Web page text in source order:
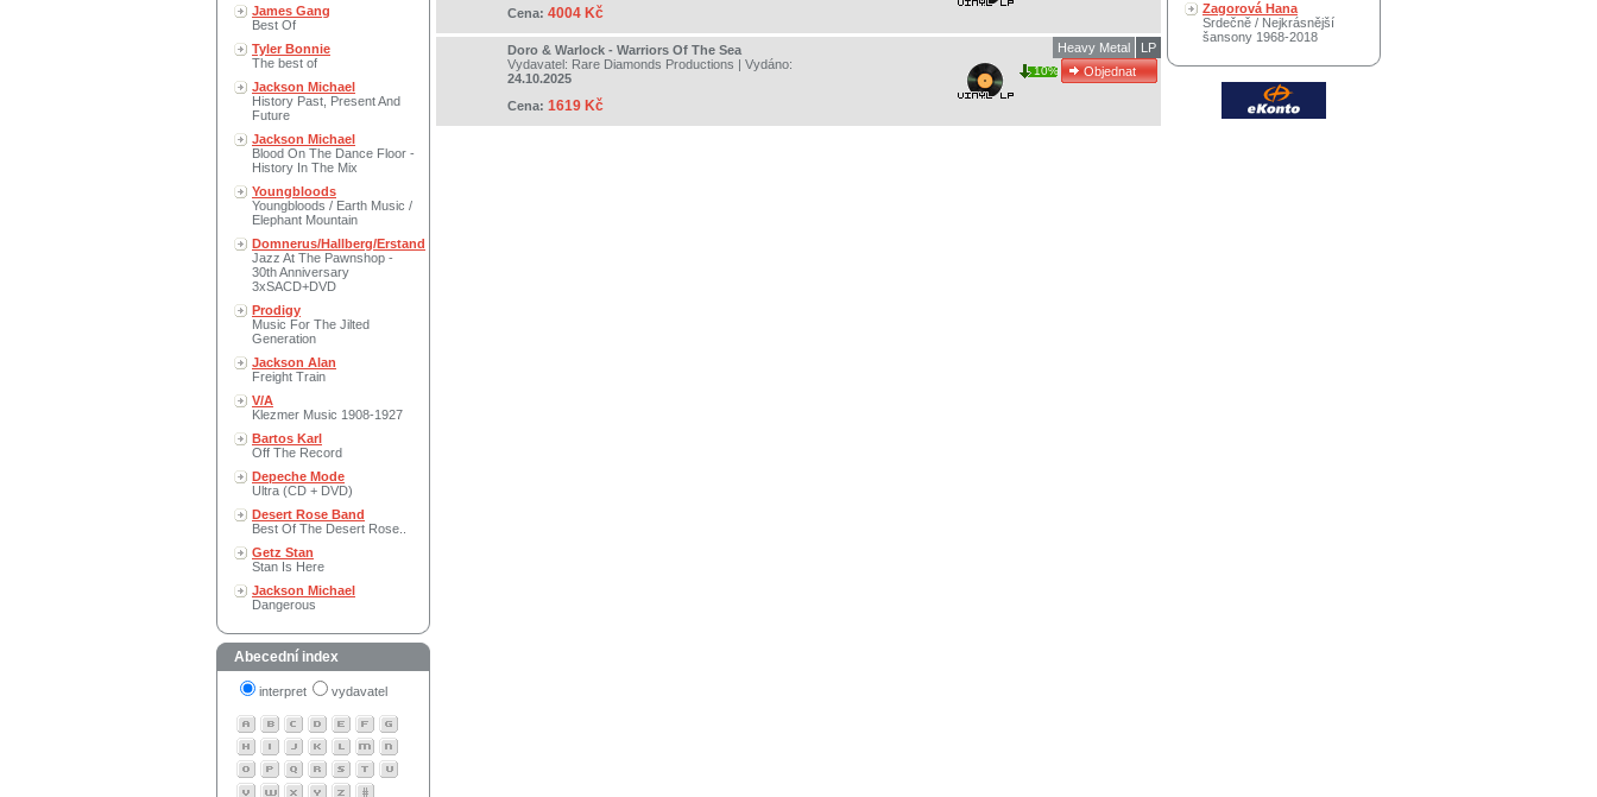
James Gang
Best Of
Tyler Bonnie
The best of
Jackson Michael
History Past, Present And
Future
Jackson Michael
Blood On The Dance Floor -
History In The Mix
Youngbloods
Youngbloods / Earth Music /
Elephant Mountain
Domnerus/Hallberg/Erstand
Jazz At The Pawnshop -
30th Anniversary
3xSACD+DVD
Prodigy
Music For The Jilted
Generation
Jackson Alan
Freight Train
V/A
Klezmer Music 1908-1927
Bartos Karl
Off The Record
Depeche Mode
Ultra (CD + DVD)
Desert Rose Band
Best Of The Desert Rose..
Getz Stan
Stan Is Here
Jackson Michael
Dangerous
Abecední index
interpret vydavatel
Cena: 4004 Kč
Doro & Warlock - Warriors Of The Sea
Vydavatel: Rare Diamonds Productions | Vydáno:
24.10.2025
Cena: 1619 Kč
LP
Heavy Metal
10%
Zagorová Hana
Srdečně / Nejkrásnější
šansony 1968-2018